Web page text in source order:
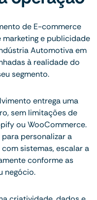
de E-commerce
marketing e publicidade
Automotiva em
à realidade do
segmento.
entrega uma
sem limitações de
ou WooCommerce.
personalizar a
sistemas, escalar a
conforme as
negócio.